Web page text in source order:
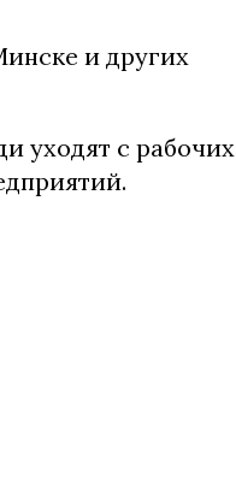
и других
уходят с рабочих